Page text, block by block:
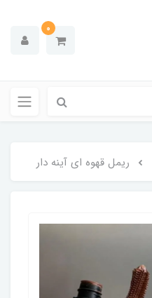
0
ریمل قهوه ای آینه دار